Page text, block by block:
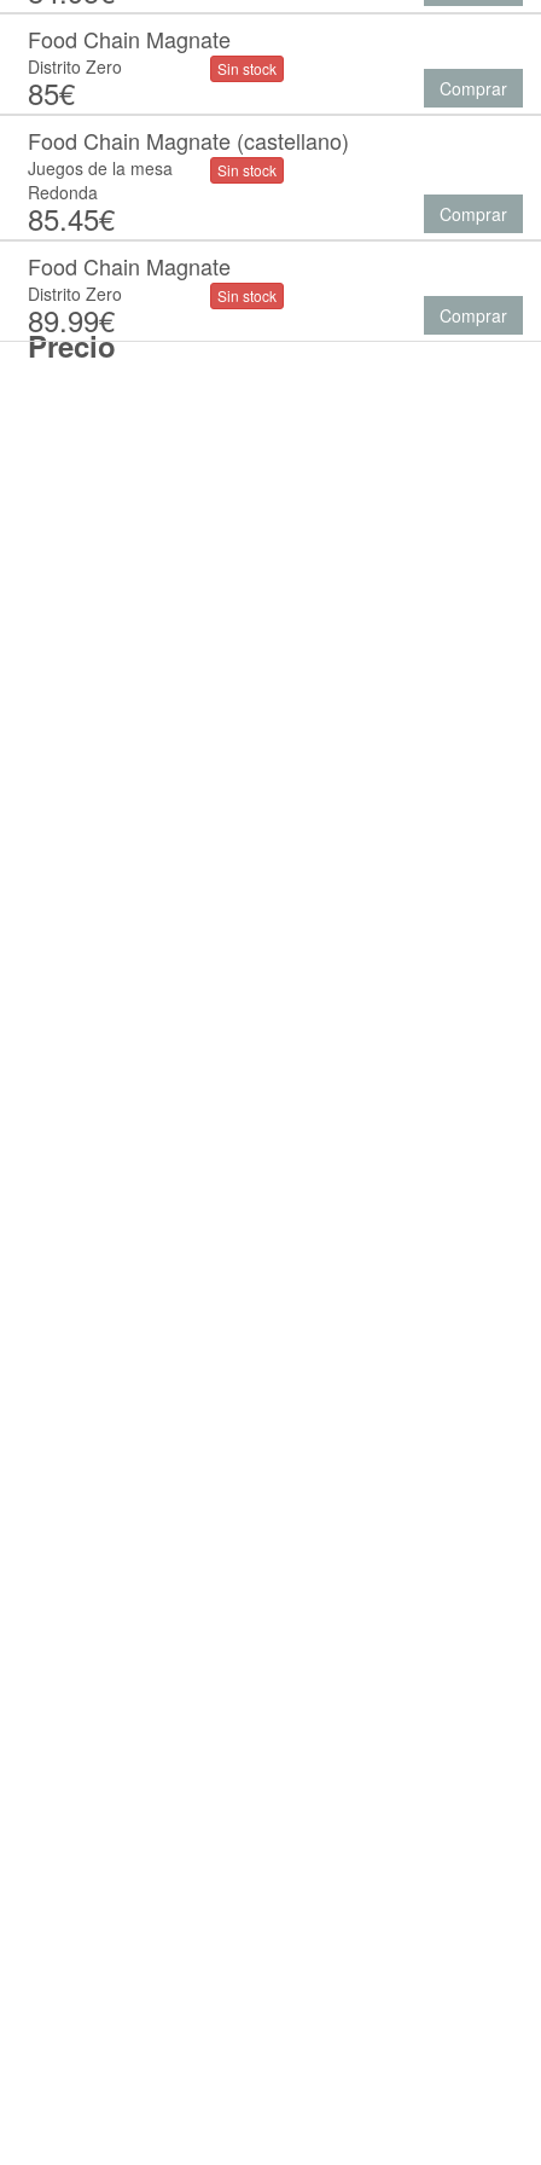
Precio
Food Chain Magnate
Distrito Zero
85€
Sin stock
Comprar
Food Chain Magnate (castellano)
Juegos de la mesa
Redonda
85.45€
Sin stock
Comprar
Food Chain Magnate
Distrito Zero
89.99€
Sin stock
Comprar